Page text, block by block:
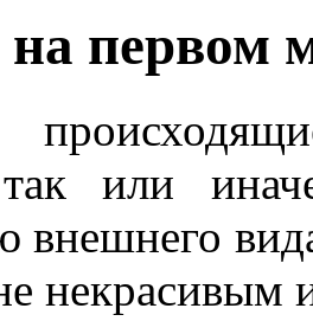
первом
или
некрасивым